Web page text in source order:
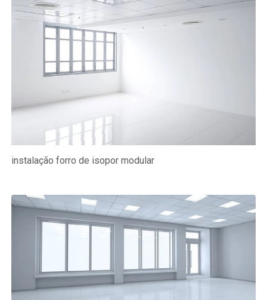
instalação forro de isopor modular